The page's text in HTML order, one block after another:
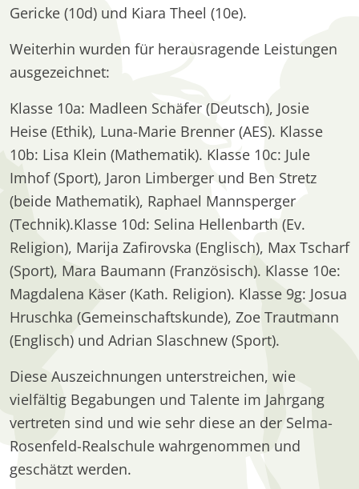
Gericke (10d) und Kiara Theel (10e).
Weiterhin wurden für herausragende Leistungen
ausgezeichnet:
Klasse 10a: Madleen Schäfer (Deutsch), Josie
Heise (Ethik), Luna-Marie Brenner (AES). Klasse
10b: Lisa Klein (Mathematik). Klasse 10c: Jule
Imhof (Sport), Jaron Limberger und Ben Stretz
(beide Mathematik), Raphael Mannsperger
(Technik).Klasse 10d: Selina Hellenbarth (Ev.
Religion), Marija Zafirovska (Englisch), Max Tscharf
(Sport), Mara Baumann (Französisch). Klasse 10e:
Magdalena Käser (Kath. Religion). Klasse 9g: Josua
Hruschka (Gemeinschaftskunde), Zoe Trautmann
(Englisch) und Adrian Slaschnew (Sport).
Diese Auszeichnungen unterstreichen, wie
vielfältig Begabungen und Talente im Jahrgang
vertreten sind und wie sehr diese an der Selma-
Rosenfeld-Realschule wahrgenommen und
geschätzt werden.